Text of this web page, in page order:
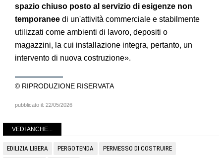
spazio chiuso posto al servizio di esigenze non
temporanee di un'attività commerciale e stabilmente
utilizzati come ambienti di lavoro, depositi o
magazzini, la cui installazione integra, pertanto, un
intervento di nuova costruzione».
© RIPRODUZIONE RISERVATA
pubblicato il: 22/05/2026
VEDI ANCHE...
EDILIZIA LIBERA PERGOTENDA
PERMESSO DI COSTRUIRE